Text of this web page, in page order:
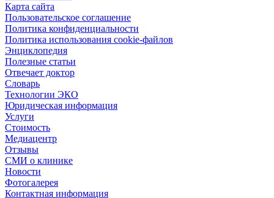
Карта сайта
Пользовательское соглашение
Политика конфиденциальности
Политика использования cookie-файлов
Энциклопедия
Полезные статьи
Отвечает доктор
Словарь
Технологии ЭКО
Юридическая информация
Услуги
Стоимость
Медиацентр
Отзывы
СМИ о клинике
Новости
Фотогалерея
Контактная информация